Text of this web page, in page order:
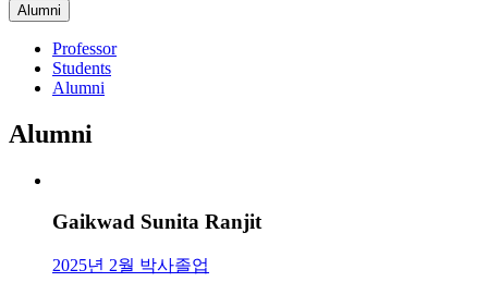
Alumni
Professor
Students
Alumni
Alumni
Gaikwad Sunita Ranjit
2025년 2월 박사졸업